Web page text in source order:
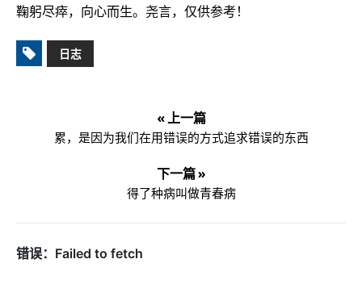
鞠躬尽瘁，向心而生。尧言，仅供参考！
日志
« 上一篇
累，是因为我们在用错误的方式追求错误的东西
下一篇 »
得了种病叫做青春病